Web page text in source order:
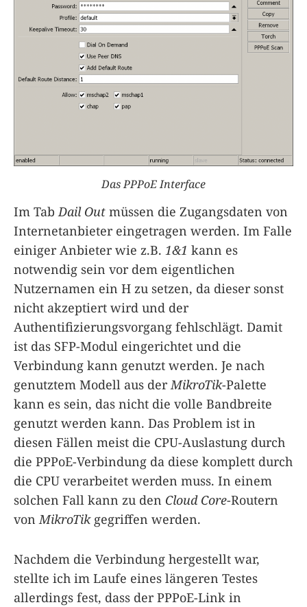
Das PPPoE Interface
Im TabDail Out müssen die Zugangsdaten von
Internetanbieter eingetragen werden. Im Falle
einiger Anbieter wie z.B. 1&1 kann es
notwendig sein vor dem eigentlichen
Nutzernamen ein H zu setzen, da dieser sonst
nicht akzeptiert wird und der
Authentifizierungsvorgang fehlschlägt. Damit
ist das SFP-Modul eingerichtet und die
Verbindung kann genutzt werden. Je nach
genutztem Modell aus derMikroTik-Palette
kann es sein, das nicht die volle Bandbreite
genutzt werden kann. Das Problem ist in
diesen Fällen meist die CPU-Auslastung durch
die PPPoE-Verbindung da diese komplett durch
die CPU verarbeitet werden muss. In einem
solchen Fall kann zu den Cloud Core-Routern
vonMikroTikgegriffen werden.
Nachdem die Verbindung hergestellt war,
stellte ich im Laufe eines längeren Testes
allerdings fest, dass der PPPoE-Link in